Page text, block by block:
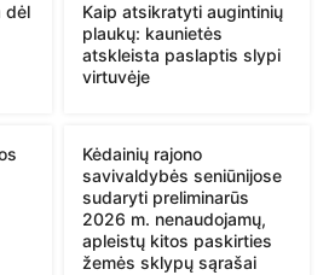
dėl
Kaip atsikratyti augintinių
plaukų: kaunietės
atskleista paslaptis slypi
virtuvėje
Kėdainių rajono
savivaldybės seniūnijose
sudaryti preliminarūs
2026 m. nenaudojamų,
apleistų kitos paskirties
žemės sklypų sąrašai